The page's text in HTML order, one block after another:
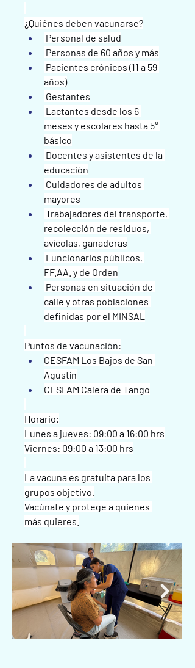
¿Quiénes deben vacunarse?
️ Personal de salud
️ Personas de 60 años y más
️ Pacientes crónicos (11 a 59
años)
️ Gestantes
️ Lactantes desde los 6
meses y escolares hasta 5°
básico
️ Docentes y asistentes de la
educación
️ Cuidadores de adultos
mayores
️ Trabajadores del transporte,
recolección de residuos,
avícolas, ganaderas
️ Funcionarios públicos,
FF.AA. y de Orden
️ Personas en situación de
calle y otras poblaciones
definidas por el MINSAL
Puntos de vacunación:
CESFAM Los Bajos de San
Agustín
CESFAM Calera de Tango
Horario:
Lunes a jueves: 09:00 a 16:00 hrs
Viernes: 09:00 a 13:00 hrs
La vacuna es gratuita para los
grupos objetivo.
Vacúnate y protege a quienes
más quieres.